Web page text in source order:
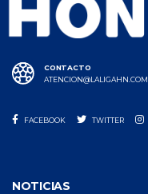
CONTACTO
ATENCION@LALIGAHN.COM
FACEBOOK TWITTER
NOTICIAS